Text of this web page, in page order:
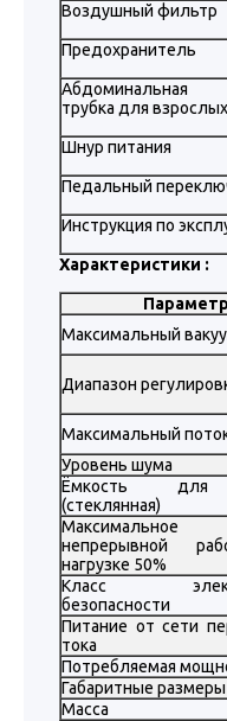
Воздушный фильтр
Предохранитель
Абдоминальная
трубка для взрослых
Шнур питания
Педальный
Инструкция по
Характеристики :
Параметр
Максимальный
Диапазон
Максимальный
Уровень шума
Ёмкость для
(стеклянная)
непрерывной
нагрузке 50%
Класс
безопасности
Питание от сети
тока
Потребляемая
Габаритные размеры
Масса